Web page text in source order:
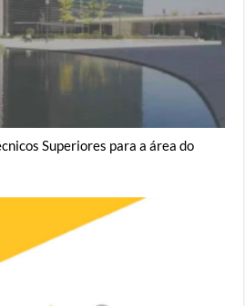
Superiores para a área do